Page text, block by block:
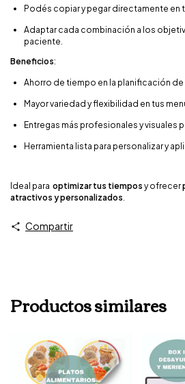
Podés copiar y pegar directamente en
Adaptar cada combinación a los
paciente.
Beneficios:
Ahorro de tiempo en la planificación de
Mayor variedad y flexibilidad en tus
Entregas más profesionales y visuales
Herramienta lista para personalizar y
Ideal para optimizar tus tiempos y ofrecer
atractivos y personalizados
Compartir
Productos similares